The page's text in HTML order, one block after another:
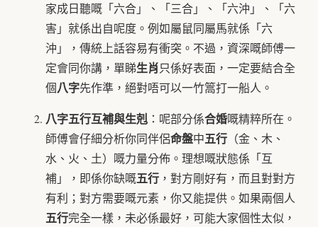
家成日聽嘅「六合」、「三合」、「六沖」、「六
害」就係出自呢度。例如屬鼠同屬馬就係「六
沖」，傳統上話容易有衝突。不過，資深嘅師傅一
定會同你講，單睇生肖只係好表面，一定要結合全
個八字先作準，絕對唔可以一竹篙打一船人。
八字五行互補與生剋 ：呢部分係合婚嘅精粹所在。
師傅會仔細分析你同伴侶命盤中五行 （金、木、
水、火、土）嘅力量分佈。理想嘅狀態係「互
補」，即係你缺嘅五行 ，對方剛好有，而且對對方
有利；對方需要嘅元素，你又能提供。如果兩個人
五行完全一樣，未必係最好，可能大家個性太似，